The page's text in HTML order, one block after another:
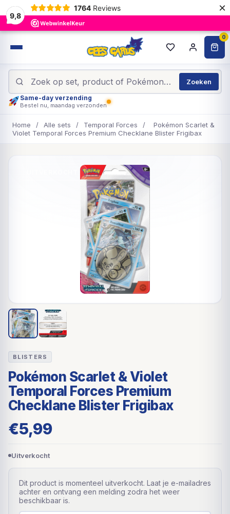
9,8
1764 Reviews ×
0
Zoeken
Same-day verzending
Bestel nu, maandag verzonden
Home / Alle sets / Temporal Forces /
Pokémon Scarlet &
Violet Temporal Forces Premium Checklane Blister Frigibax
BLISTERS
Pokémon Scarlet & Violet
Temporal Forces Premium
Checklane Blister Frigibax
€5,99
Uitverkocht
Dit product is momenteel uitverkocht. Laat je e-mailadres
achter en ontvang een melding zodra het weer
beschikbaar is.